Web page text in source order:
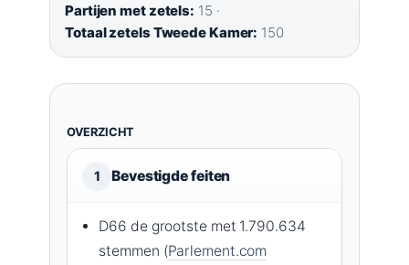
Partijen met zetels: 15 ·
Totaal zetels Tweede Kamer: 150
OVERZICHT
1 Bevestigde feiten
D66 de grootste met 1.790.634
stemmen (Parlement.com